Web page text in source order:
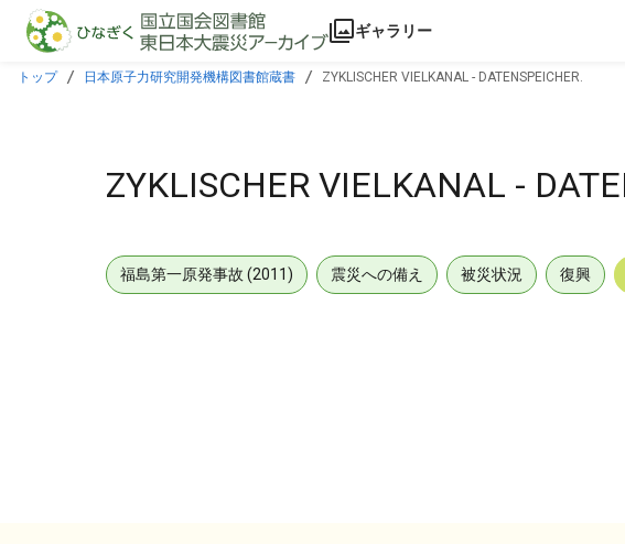
本文に飛ぶ
ギャラリー
トップ 日本原子力研究開発機構図書館蔵書 ZYKLISCHER VIELKANAL - DATENSPEICHER.
ZYKLISCHER VIELKANAL -
福島第一原発事故 (2011) 震災への備え 被災状況 復興